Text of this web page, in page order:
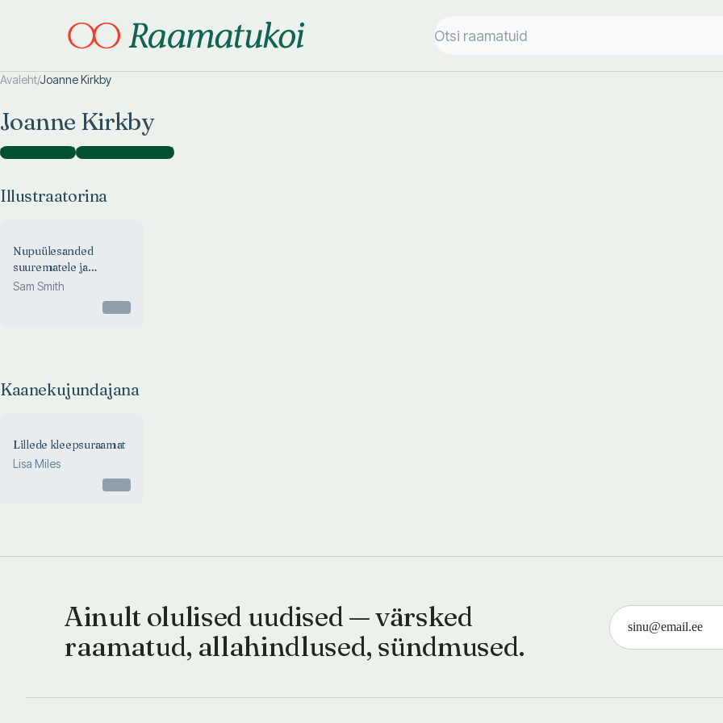
Avaleht/Joanne Kirkby
Joanne Kirkby
Illustraatorina )Kaanekujundajana )
Illustraatorina
Nupuülesanded
suurematele ja
väiksematele
Sam Smith
Kaanekujundajana
Lillede kleepsuraamat
Lisa Miles
Ainult olulised uudised — värsked
raamatud, allahindlused, sündmused.